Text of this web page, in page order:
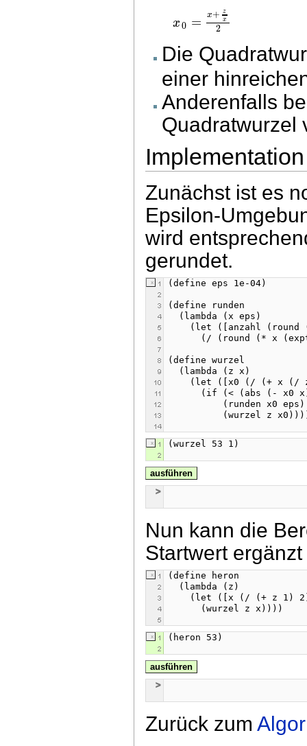
x0 = x+ z
x
2
Die
einer
Anderenfalls
Quadratwurzel
Implementation
Zunächst ist es
Epsilon-
wird
gerundet.
ausführen
Nun kann die
Startwert
ausführen
Zurück zum